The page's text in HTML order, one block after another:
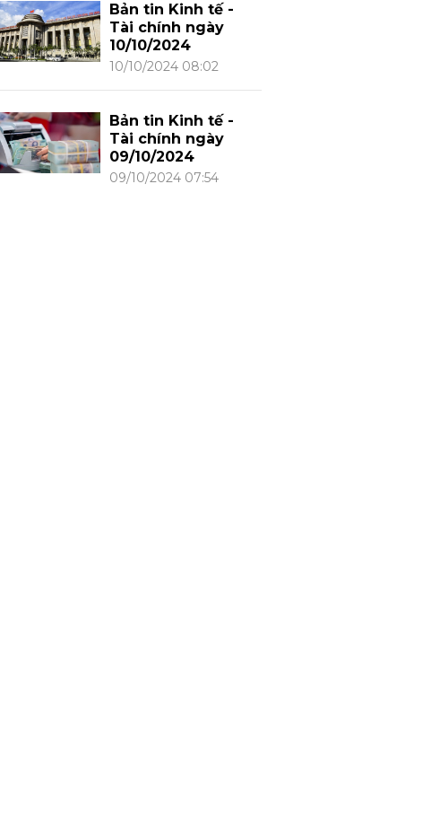
Bản tin Kinh tế -
Tài chính ngày
10/10/2024
10/10/2024 08:02
Bản tin Kinh tế -
Tài chính ngày
09/10/2024
09/10/2024 07:54